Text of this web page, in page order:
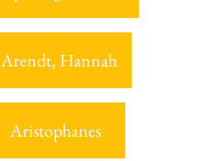
Arendt, Hannah
Aristophanes